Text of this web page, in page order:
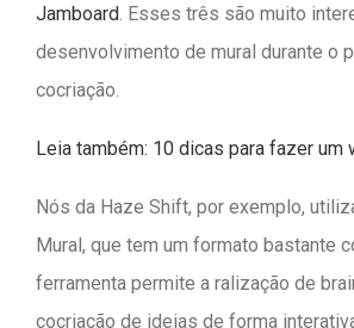
Jamboard . Esses três são muito
desenvolvimento de mural durante o
cocriação.
Leia também: 10 dicas para fazer um
Nós da Haze Shift, por exemplo,
Mural, que tem um formato bastante
ferramenta permite a ralização de
cocriação de ideias de forma